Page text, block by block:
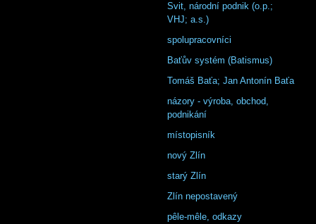
Svit, národní podnik (o.p.;
VHJ; a.s.)
spolupracovníci
Baťův systém (Batismus)
Tomáš Baťa; Jan Antonín Baťa
názory - výroba, obchod,
podnikání
místopisník
nový Zlín
starý Zlín
Zlín nepostavený
pêle-mêle, odkazy